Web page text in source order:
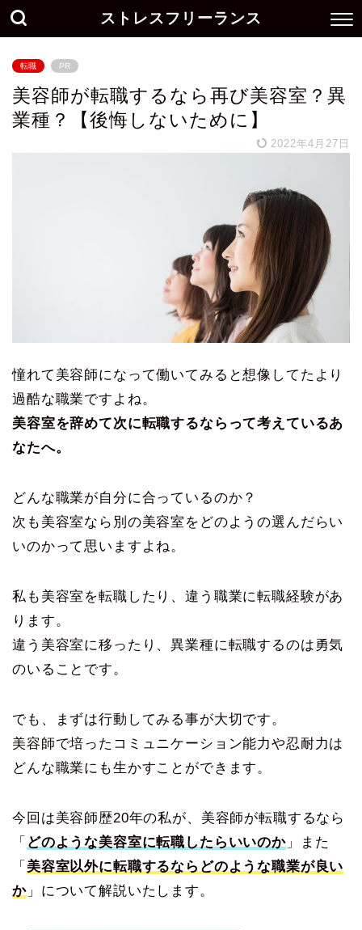
ストレスフリーランス
転職 PR
美容師が転職するなら再び美容室？異
業種？【後悔しないために】
2022年4月27日
憧れて美容師になって働いてみると想像してたより
過酷な職業ですよね。
美容室を辞めて次に転職するならって考えているあ
なたへ。
どんな職業が自分に合っているのか？
次も美容室なら別の美容室をどのようの選んだらい
いのかって思いますよね。
私も美容室を転職したり、違う職業に転職経験があ
ります。
違う美容室に移ったり、異業種に転職するのは勇気
のいることです。
でも、まずは行動してみる事が大切です。
美容師で培ったコミュニケーション能力や忍耐力は
どんな職業にも生かすことができます。
今回は美容師歴20年の私が、美容師が転職するなら
「 どのような美容室に転職したらいいのか」また
「 美容室以外に転職するならどのような職業が良い
か」について解説いたします。